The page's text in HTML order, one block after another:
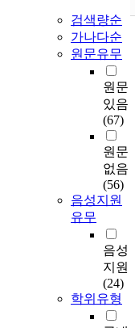
검색량순
가나다순
원문유무
원문
있음
(67)
원문
없음
(56)
음성지원
유무
음성
지원
(24)
학위유형